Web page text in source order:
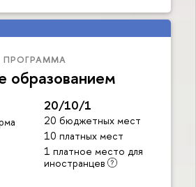
ПРОГРАММА
образованием
20/10/1
20 бюджетных мест
10 платных мест
1 платное место для
иностранцев